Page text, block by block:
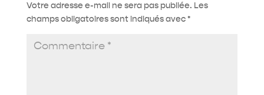
Votre adresse e-mail ne sera pas publiée. Les
champs obligatoires sont indiqués avec*